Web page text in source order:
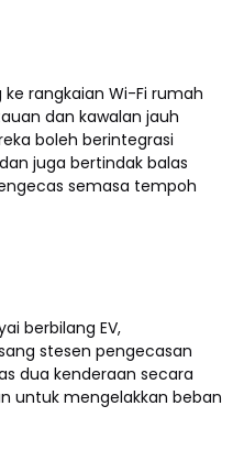
rangkaian Wi-Fi rumah
dan kawalan jauh
boleh berintegrasi
juga bertindak balas
semasa tempoh
berbilang EV,
stesen pengecasan
dua kenderaan secara
untuk mengelakkan beban